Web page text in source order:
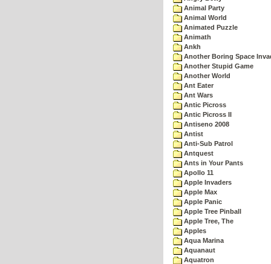
Animal Party
Animal World
Animated Puzzle
Animath
Ankh
Another Boring Space
Another Stupid Game
Another World
Ant Eater
Ant Wars
Antic Picross
Antic Picross II
Antiseno 2008
Antist
Anti-Sub Patrol
Antquest
Ants in Your Pants
Apollo 11
Apple Invaders
Apple Max
Apple Panic
Apple Tree Pinball
Apple Tree, The
Apples
Aqua Marina
Aquanaut
Aquatron